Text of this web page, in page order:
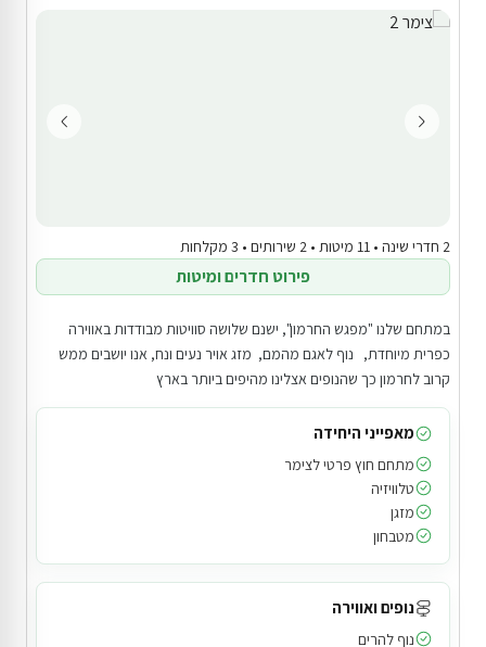
2 חדרי שינה • 11 מיטות • 2 שירותים • 3 מקלחות
פירוט חדרים ומיטות
במתחם שלנו "מפגש החרמון", ישנם שלושה סוויטות מבודדות באווירה
כפרית מיוחדת, נוף לאגם מהמם, מזג אויר נעים ונח, אנו יושבים ממש
קרוב לחרמון כך שהנופים אצלינו מהיפים ביותר בארץ
מאפייני היחידה
מתחם חוץ פרטי לצימר
טלוויזיה
מזגן
מטבחון
נופים ואווירה
נוף להרים